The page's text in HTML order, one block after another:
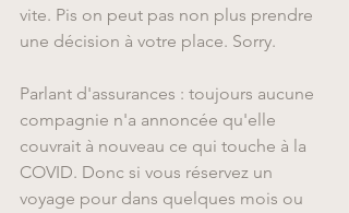
vite. Pis on peut pas non plus prendre
une décision à votre place. Sorry.
Parlant d'assurances : toujours aucune
compagnie n'a annoncée qu'elle
couvrait à nouveau ce qui touche à la
COVID. Donc si vous réservez un
voyage pour dans quelques mois ou